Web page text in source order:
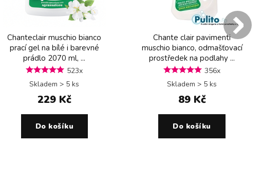
Chanteclair muschio bianco
prací gel na bílé i barevné
prádlo 2070 ml, ...
523x
Skladem > 5 ks
229 Kč
Do košíku
Chante clair pavimenti
muschio bianco, odmašťovací
prostředek na podlahy ...
356x
Skladem > 5 ks
89 Kč
Do košíku